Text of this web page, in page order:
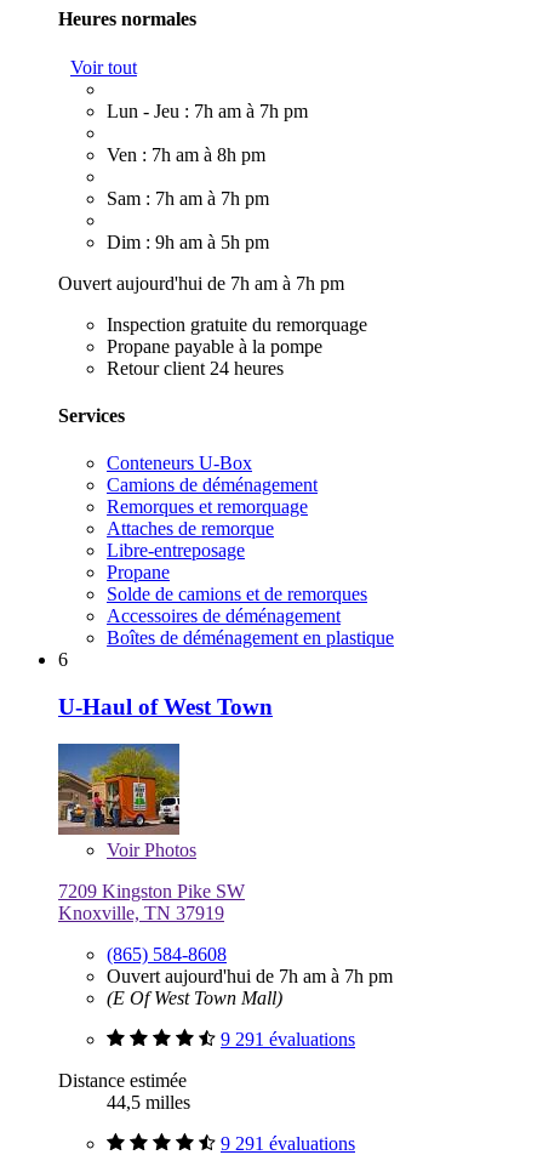
Heures normales
Voir tout
Lun - Jeu : 7h am à 7h pm
Ven : 7h am à 8h pm
Sam : 7h am à 7h pm
Dim : 9h am à 5h pm
Ouvert aujourd'hui de 7h am à 7h pm
Inspection gratuite du remorquage
Propane payable à la pompe
Retour client 24 heures
Services
Conteneurs U-Box
Camions de déménagement
Remorques et remorquage
Attaches de remorque
Libre-entreposage
Propane
Solde de camions et de remorques
Accessoires de déménagement
Boîtes de déménagement en plastique
6
U-Haul of West Town
VoirPhotos
7209 Kingston Pike SW
Knoxville, TN 37919
(865) 584-8608
Ouvert aujourd'hui de 7h am à 7h pm
(E Of West Town Mall)
9 291 évaluations
Distance estimée
44,5 milles
9 291 évaluations